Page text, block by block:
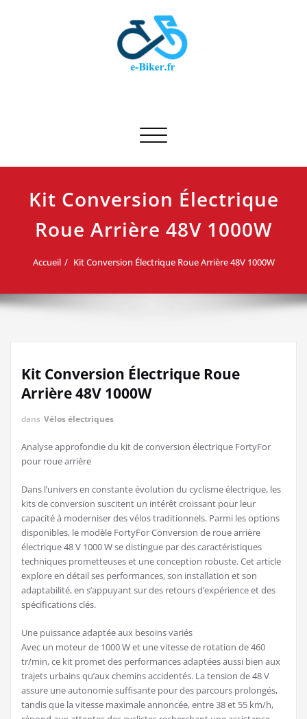
Afficher/masquer la navigation
Kit Conversion Électrique
Roue Arrière 48V 1000W
Accueil Kit Conversion Électrique Roue Arrière 48V 1000W
Kit Conversion Électrique Roue
Arrière 48V 1000W
dans Vélos électriques
Analyse approfondie du kit de conversion électrique FortyFor
pour roue arrière
Dans l’univers en constante évolution du cyclisme électrique, les
kits de conversion suscitent un intérêt croissant pour leur
capacité à moderniser des vélos traditionnels. Parmi les options
disponibles, le modèle FortyFor Conversion de roue arrière
électrique 48 V 1000 W se distingue par des caractéristiques
techniques prometteuses et une conception robuste. Cet article
explore en détail ses performances, son installation et son
adaptabilité, en s’appuyant sur des retours d’expérience et des
spécifications clés.
Une puissance adaptée aux besoins variés
Avec un moteur de 1000 W et une vitesse de rotation de 460
tr/min, ce kit promet des performances adaptées aussi bien aux
trajets urbains qu’aux chemins accidentés. La tension de 48 V
assure une autonomie suffisante pour des parcours prolongés,
tandis que la vitesse maximale annoncée, entre 38 et 55 km/h,